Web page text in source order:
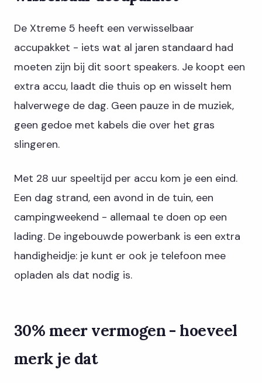
De Xtreme 5 heeft een verwisselbaar
accupakket - iets wat al jaren standaard had
moeten zijn bij dit soort speakers. Je koopt een
extra accu, laadt die thuis op en wisselt hem
halverwege de dag. Geen pauze in de muziek,
geen gedoe met kabels die over het gras
slingeren.
Met 28 uur speeltijd per accu kom je een eind.
Een dag strand, een avond in de tuin, een
campingweekend - allemaal te doen op een
lading. De ingebouwde powerbank is een extra
handigheidje: je kunt er ook je telefoon mee
opladen als dat nodig is.
30% meer vermogen - hoeveel
merk je dat